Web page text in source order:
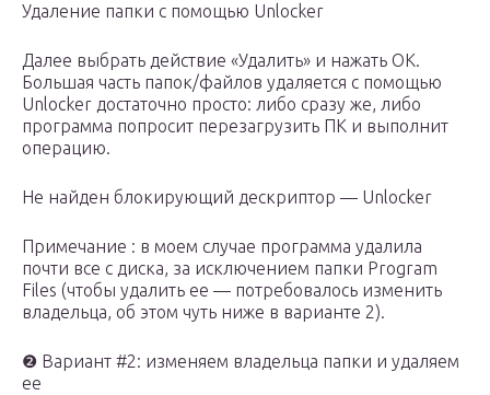
Удаление папки с помощью Unlocker
Далее выбрать действие «Удалить» и нажать OK.
Большая часть папок/файлов удаляется с помощью
Unlocker достаточно просто: либо сразу же, либо
программа попросит перезагрузить ПК и выполнит
операцию.
Не найден блокирующий дескриптор — Unlocker
Примечание : в моем случае программа удалила
почти все с диска, за исключением папки Program
Files (чтобы удалить ее — потребовалось изменить
владельца, об этом чуть ниже в варианте 2).
❷ Вариант #2: изменяем владельца папки и удаляем
ее